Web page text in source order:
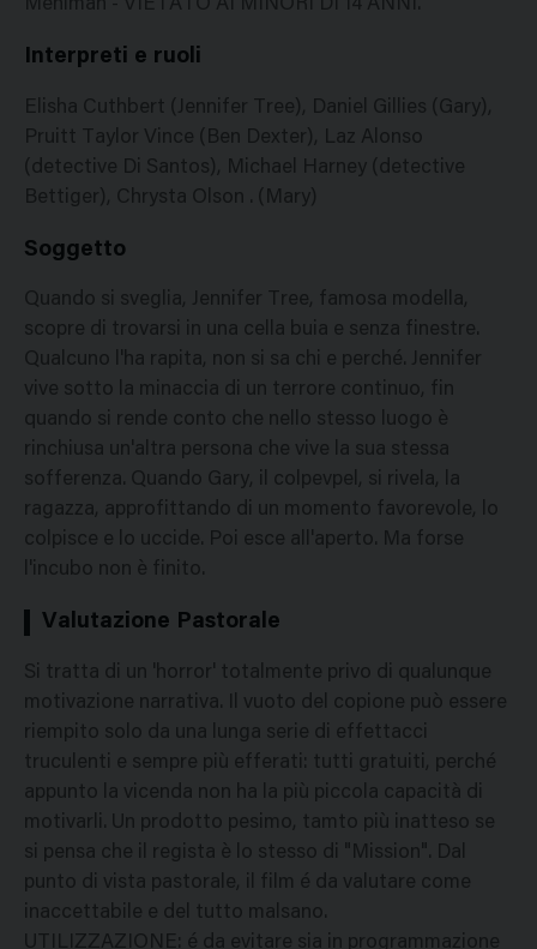
Mehlman - VIETATO AI MINORI DI 14 ANNI.
Interpreti e ruoli
Elisha Cuthbert (Jennifer Tree), Daniel Gillies (Gary),
Pruitt Taylor Vince (Ben Dexter), Laz Alonso
(detective Di Santos), Michael Harney (detective
Bettiger), Chrysta Olson . (Mary)
Soggetto
Quando si sveglia, Jennifer Tree, famosa modella,
scopre di trovarsi in una cella buia e senza finestre.
Qualcuno l'ha rapita, non si sa chi e perché. Jennifer
vive sotto la minaccia di un terrore continuo, fin
quando si rende conto che nello stesso luogo è
rinchiusa un'altra persona che vive la sua stessa
sofferenza. Quando Gary, il colpevpel, si rivela, la
ragazza, approfittando di un momento favorevole, lo
colpisce e lo uccide. Poi esce all'aperto. Ma forse
l'incubo non è finito.
Valutazione Pastorale
Si tratta di un 'horror' totalmente privo di qualunque
motivazione narrativa. Il vuoto del copione può essere
riempito solo da una lunga serie di effettacci
truculenti e sempre più efferati: tutti gratuiti, perché
appunto la vicenda non ha la più piccola capacità di
motivarli. Un prodotto pesimo, tamto più inatteso se
si pensa che il regista è lo stesso di "Mission". Dal
punto di vista pastorale, il film é da valutare come
inaccettabile e del tutto malsano.
UTILIZZAZIONE: é da evitare sia in programmazione